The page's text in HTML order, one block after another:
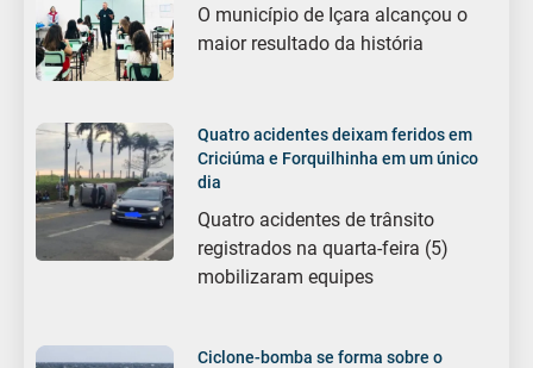
O município de Içara alcançou o
maior resultado da história
Quatro acidentes deixam feridos em
Criciúma e Forquilhinha em um único
dia
Quatro acidentes de trânsito
registrados na quarta-feira (5)
mobilizaram equipes
Ciclone-bomba se forma sobre o